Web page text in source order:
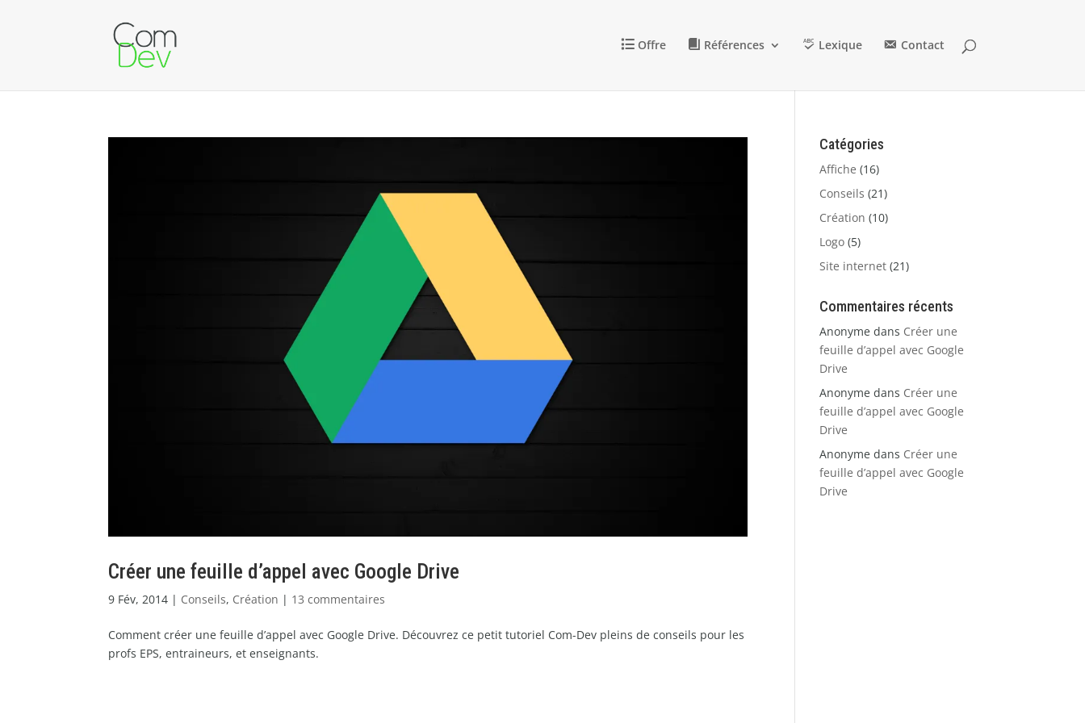
Offre Références Lexique Contact
Créer une feuille d’appel avec Google Drive
9 Fév, 2014 | Conseils, Création | 13 commentaires
Comment créer une feuille d’appel avec Google Drive. Découvrez ce petit tutoriel Com-Dev pleins de conseils pour les
profs EPS, entraineurs, et enseignants.
Catégories
Affiche (16)
Conseils (21)
Création (10)
Logo (5)
Site internet (21)
Commentaires récents
Anonyme dans Créer une
feuille d’appel avec Google
Drive
Anonyme dans Créer une
feuille d’appel avec Google
Drive
Anonyme dans Créer une
feuille d’appel avec Google
Drive